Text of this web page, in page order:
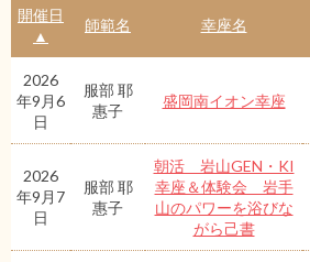
開催日
▲
師範名 幸座名
2026
年9月6
日
服部 耶
惠子
盛岡南イオン幸座
2026
年9月7
日
服部 耶
惠子
朝活 岩山GEN・KI
幸座＆体験会 岩手
山のパワーを浴びな
がら己書